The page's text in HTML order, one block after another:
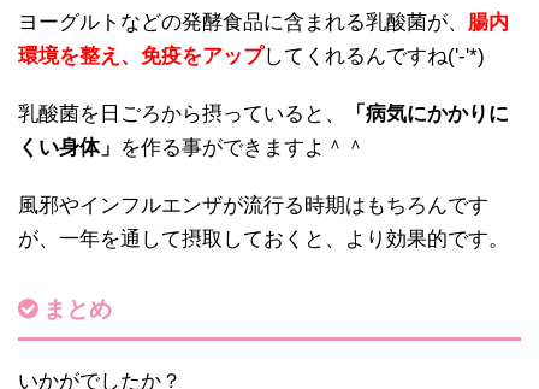
ヨーグルトなどの発酵食品に含まれる乳酸菌が、 腸内
環境を整え、免疫をアップしてくれるんですね('-'*)
乳酸菌を日ごろから摂っていると、
「病気にかかりに
くい身体」 を作る事ができますよ＾＾
風邪やインフルエンザが流行る時期はもちろんです
が、一年を通して摂取しておくと、より効果的です。
まとめ
いかがでしたか？